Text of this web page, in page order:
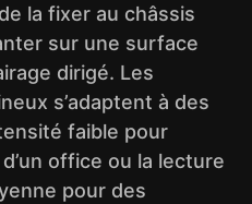
la fixer au châssis
sur une surface
dirigé. Les
s’adaptent à des
faible pour
office ou la lecture
pour des